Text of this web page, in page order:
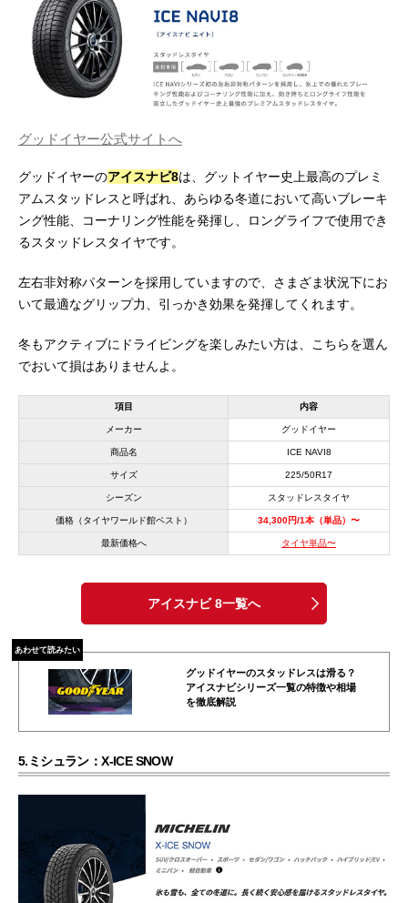
グッドイヤー公式サイトへ
グッドイヤーのアイスナビ8は、グットイヤー史上最高のプレミ
アムスタッドレスと呼ばれ、あらゆる冬道において高いブレーキ
ング性能、コーナリング性能を発揮し、ロングライフで使用でき
るスタッドレスタイヤです。
左右非対称パターンを採用していますので、さまざま状況下にお
いて最適なグリップ力、引っかき効果を発揮してくれます。
冬もアクティブにドライビングを楽しみたい方は、こちらを選ん
でおいて損はありませんよ。
項目 内容
メーカー グッドイヤー
商品名 ICE NAVI8
サイズ 225/50R17
シーズン スタッドレスタイヤ
価格（タイヤワールド館ベスト） 34,300円/1本（単品）〜
最新価格へ タイヤ単品〜
アイスナビ 8一覧へ
あわせて読みたい
グッドイヤーのスタッドレスは滑る？
アイスナビシリーズ一覧の特徴や相場
を徹底解説
5.ミシュラン：X-ICE SNOW